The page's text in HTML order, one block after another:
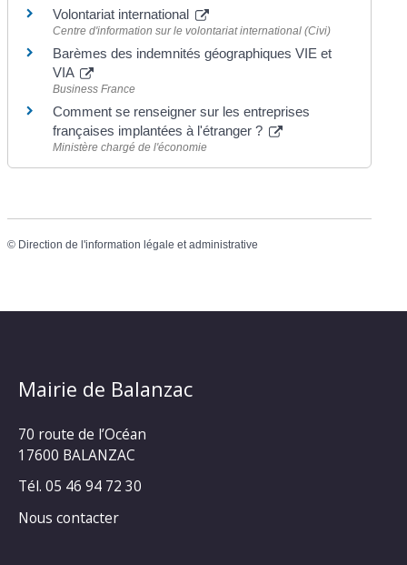
Volontariat international
Centre d'information sur le volontariat international (Civi)
Barèmes des indemnités géographiques VIE et
VIA
Business France
Comment se renseigner sur les entreprises
françaises implantées à l'étranger ?
Ministère chargé de l'économie
© Direction de l'information légale et administrative
Mairie de Balanzac
70 route de l’Océan
17600 BALANZAC
Tél. 05 46 94 72 30
Nous contacter